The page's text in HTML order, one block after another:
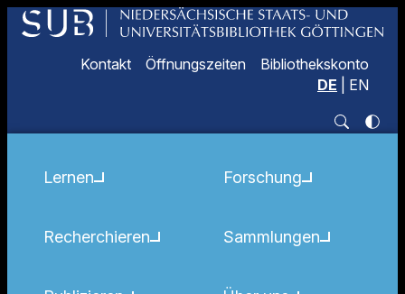
Kontakt Öffnungszeiten
Bibliothekskonto
DE
EN
Lernen
Recherchieren
Forschung
Sammlungen